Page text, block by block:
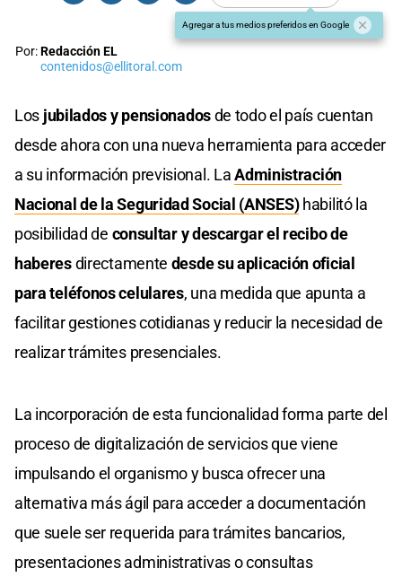
Agregar a tus medios preferidos en Google
Por:Redacción EL
contenidos@ellitoral.com
Los jubilados y pensionadosde todo el país cuentan
desde ahora con una nueva herramienta para acceder
a su información previsional. LaAdministración
Nacional de la Seguridad Social (ANSES) habilitó la
posibilidad de consultar y descargar el recibo de
haberesdirectamente desde su aplicación oficial
para teléfonos celulares, una medida que apunta a
facilitar gestiones cotidianas y reducir la necesidad de
realizar trámites presenciales.
La incorporación de esta funcionalidad forma parte del
proceso de digitalización de servicios que viene
impulsando el organismo y busca ofrecer una
alternativa más ágil para acceder a documentación
que suele ser requerida para trámites bancarios,
presentaciones administrativas o consultas